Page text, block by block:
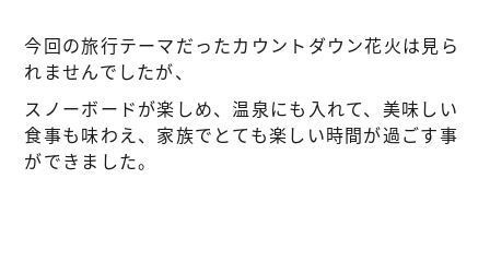
今回の旅行テーマだったカウントダウン花火は見ら
れませんでしたが、
スノーボードが楽しめ、温泉にも入れて、美味しい
食事も味わえ、家族でとても楽しい時間が過ごす事
ができました。